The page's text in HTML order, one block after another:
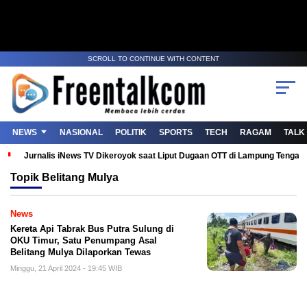
SCROLL TO CONTINUE WITH CONTENT
NEWS NASIONAL POLITIK SPORTS TECH RAGAM TALK
Jurnalis iNews TV Dikeroyok saat Liput Dugaan OTT di Lampung
Topik Belitang Mulya
News
Kereta Api Tabrak Bus Putra Sulung di
OKU Timur, Satu Penumpang Asal
Belitang Mulya Dilaporkan Tewas
Minggu, 21 April 2024 - 19:45 WIB